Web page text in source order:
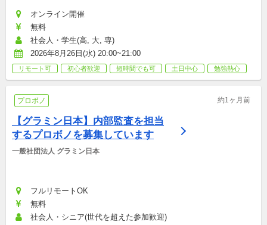
オンライン開催
無料
社会人・学生(高, 大, 専)
2026年8月26日(水) 20:00~21:00
リモート可 初心者歓迎 短時間でも可 土日中心 勉強熱心
プロボノ 約1ヶ月前
【グラミン日本】内部監査を担当
するプロボノを募集しています
一般社団法人 グラミン日本
フルリモートOK
無料
社会人・シニア(世代を超えた参加歓迎)